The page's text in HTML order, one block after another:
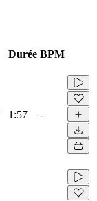
Durée BPM
1:57 -